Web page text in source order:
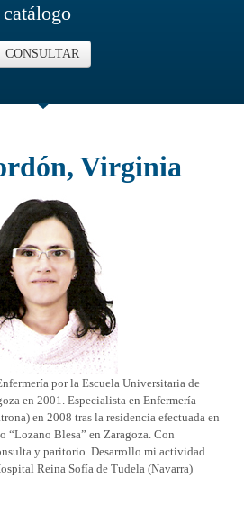
CONSULTAR
Virginia
por la Escuela Universitaria de
en 2001. Especialista en Enfermería
en 2008 tras la residencia efectuada en
Blesa” en Zaragoza. Con
y paritorio. Desarrollo mi actividad
Reina Sofía de Tudela (Navarra)